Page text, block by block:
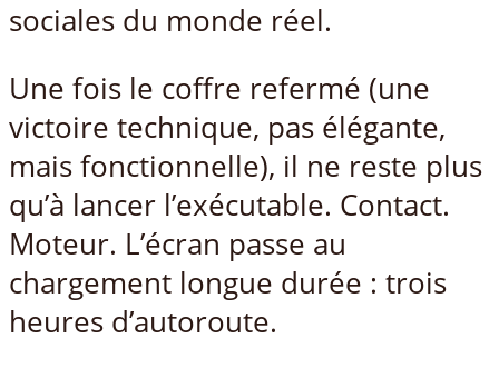
sociales du monde réel.
Une fois le coffre refermé (une
victoire technique, pas élégante,
mais fonctionnelle), il ne reste plus
qu’à lancer l’exécutable. Contact.
Moteur. L’écran passe au
chargement longue durée : trois
heures d’autoroute.